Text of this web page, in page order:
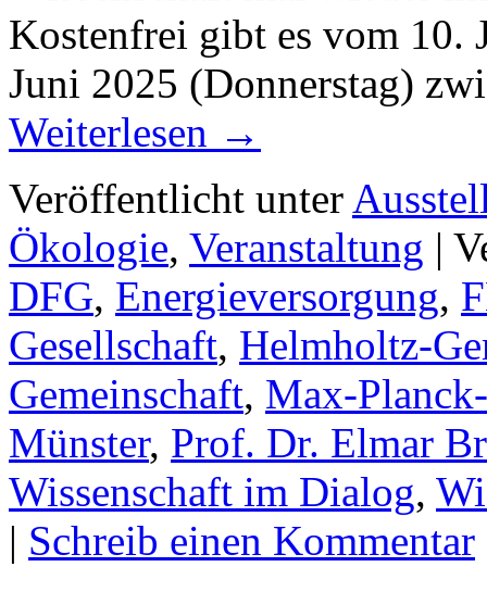
Kostenfrei gibt es vom 10.
Juni 2025 (Donnerstag)
Weiterlesen →
Veröffentlicht unter
Ökologie, Veranstaltung |
DFG, Energieversorgung,
Gesellschaft, Helmholtz-
Gemeinschaft, Max-
Münster, Prof. Dr. Elmar
Wissenschaft im Dialog,
| Schreib einen Kommentar